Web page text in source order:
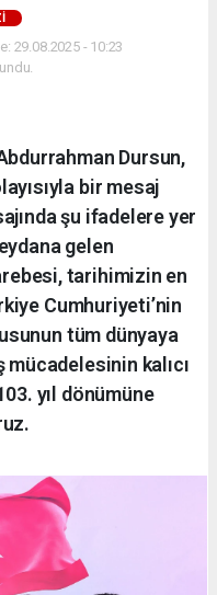
29.08.2025 - 10:23
Dursun,
bir mesaj
şu ifadelere yer
gelen
tarihimizin en
Cumhuriyeti’nin
tüm dünyaya
kalıcı
yıl dönümüne